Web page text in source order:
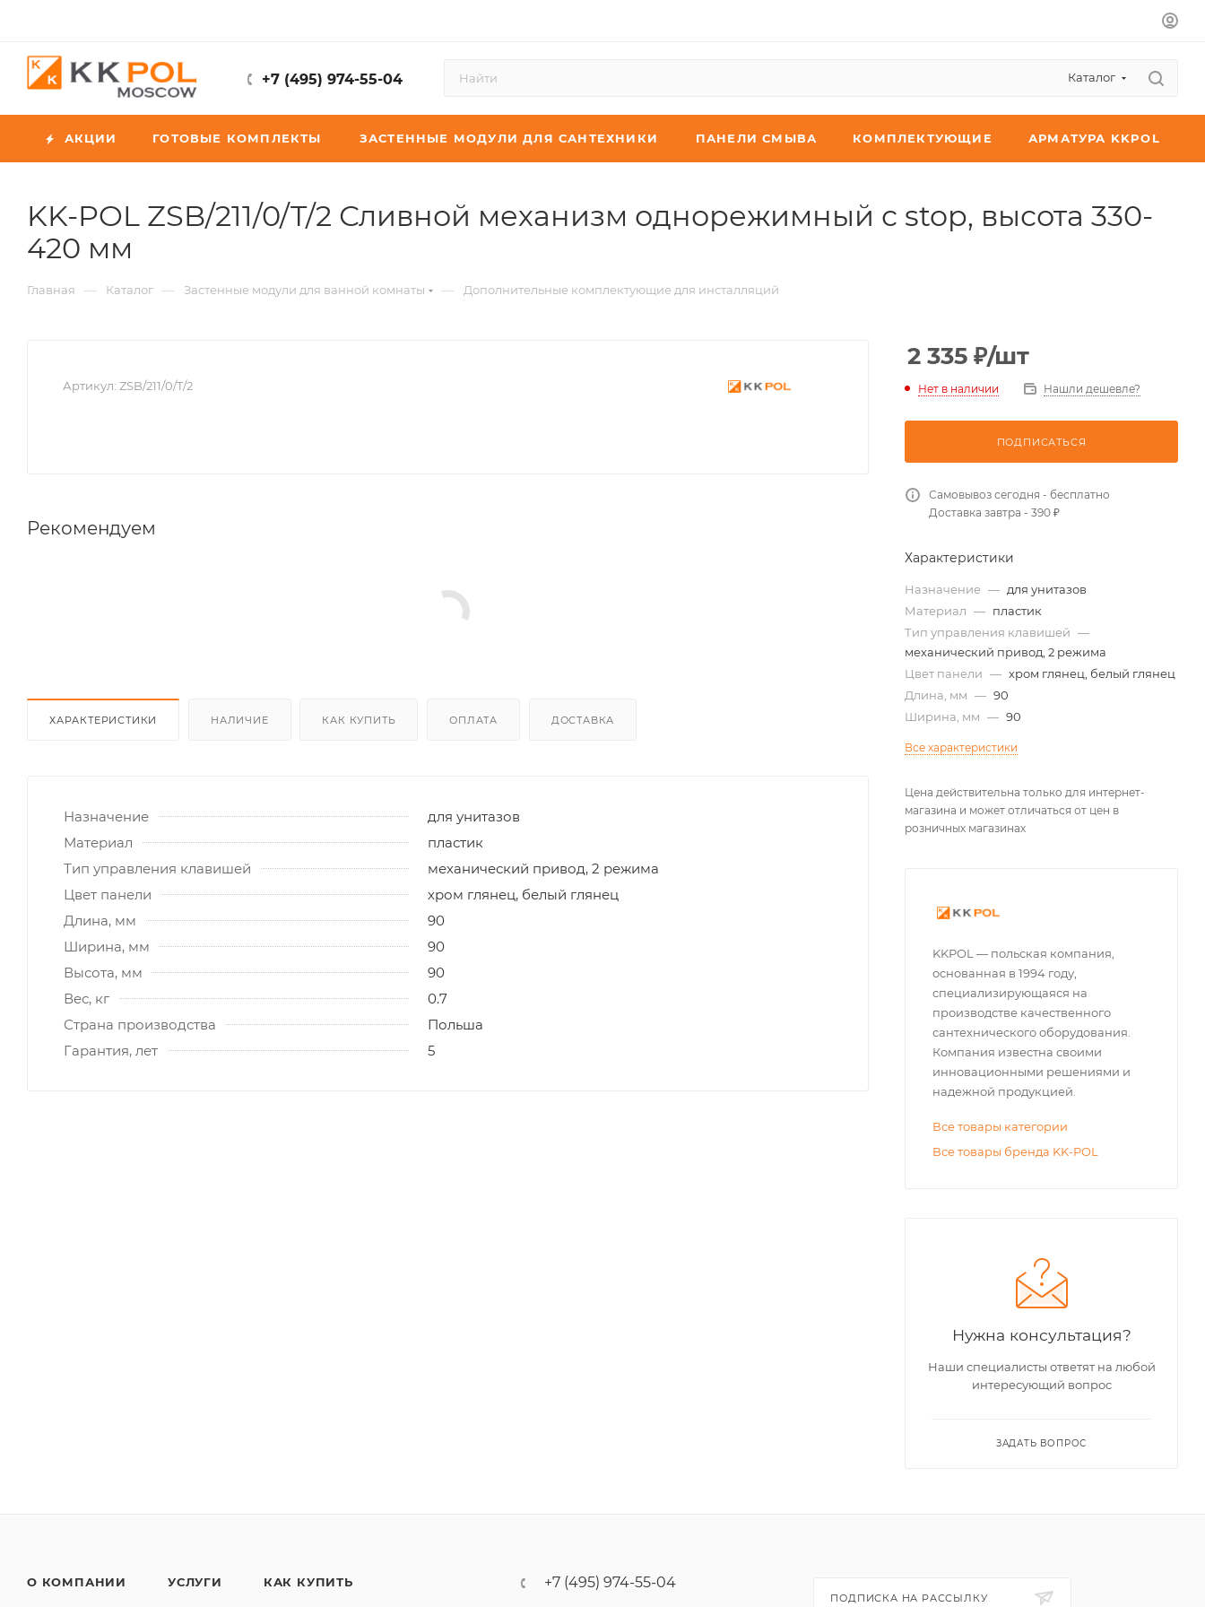
+7 (495) 974-55-04 Каталог
АКЦИИ ГОТОВЫЕ КОМПЛЕКТЫ ЗАСТЕННЫЕ МОДУЛИ ДЛЯ САНТЕХНИКИ ПАНЕЛИ СМЫВА КОМПЛЕКТУЮЩИЕ АРМАТУРА KKPOL
KK-POL ZSB/211/0/T/2 Сливной механизм однорежимный с stop, высота 330-
420 мм
Главная — Каталог — Застенные модули для ванной комнаты — Дополнительные комплектующие для инсталляций
Артикул: ZSB/211/0/T/2
Рекомендуем
ХАРАКТЕРИСТИКИ НАЛИЧИЕ КАК КУПИТЬ ОПЛАТА ДОСТАВКА
Назначение
для унитазов
Материал
пластик
Тип управления клавишей
механический привод, 2 режима
Цвет панели
хром глянец, белый глянец
Длина, мм
90
Ширина, мм
90
Высота, мм
90
Вес, кг
0.7
Страна производства
Польша
Гарантия, лет
5
2 335 ₽/шт
Нет в наличии Нашли дешевле?
ПОДПИСАТЬСЯ
Самовывоз сегодня - бесплатно
Доставка завтра - 390 ₽
Характеристики
Назначение — для унитазов
Материал — пластик
Тип управления клавишей —
механический привод, 2 режима
Цвет панели — хром глянец, белый глянец
Длина, мм — 90
Ширина, мм — 90
Все характеристики
Цена действительна только для интернет-
магазина и может отличаться от цен в
розничных магазинах
KKPOL — польская компания,
основанная в 1994 году,
специализирующаяся на
производстве качественного
сантехнического оборудования.
Компания известна своими
инновационными решениями и
надежной продукцией.
Все товары категории
Все товары бренда KK-POL
Нужна консультация?
Наши специалисты ответят на любой
интересующий вопрос
ЗАДАТЬ ВОПРОС
О КОМПАНИИ УСЛУГИ КАК КУПИТЬ +7 (495) 974-55-04
ПОДПИСКА НА РАССЫЛКУ